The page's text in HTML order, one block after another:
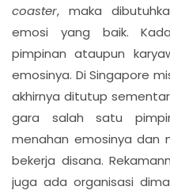
coaster, maka
emosi yang baik.
pimpinan ataupun
emosinya. Di Singapore
akhirnya ditutup
gara salah satu
menahan emosinya dan
bekerja disana.
juga ada organisasi